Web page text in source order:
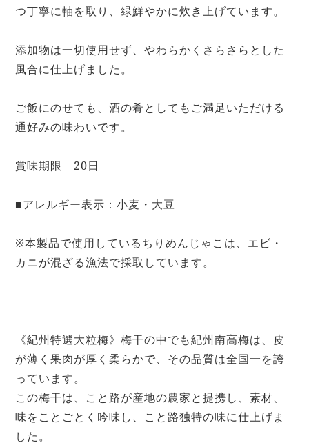
つ丁寧に軸を取り、緑鮮やかに炊き上げています。
添加物は一切使用せず、やわらかくさらさらとした
風合に仕上げました。
ご飯にのせても、酒の肴としてもご満足いただける
通好みの味わいです。
賞味期限 20日
■アレルギー表示：小麦・大豆
※本製品で使用しているちりめんじゃこは、エビ・
カニが混ざる漁法で採取しています。
《紀州特選大粒梅》梅干の中でも紀州南高梅は、皮
が薄く果肉が厚く柔らかで、その品質は全国一を誇
っています。
この梅干は、こと路が産地の農家と提携し、素材、
味をことごとく吟味し、こと路独特の味に仕上げま
した。